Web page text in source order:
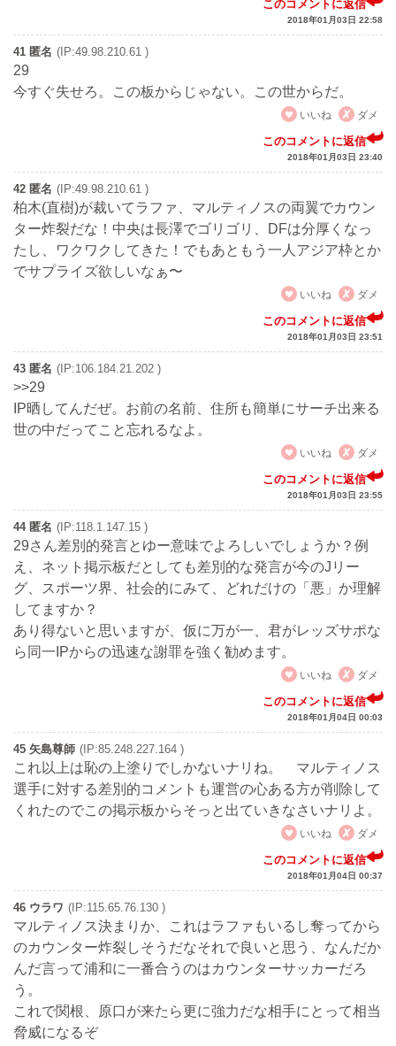
このコメントに返信
2018年01月03日 22:58
41 匿名 (IP:49.98.210.61 )
29
今すぐ失せろ。この板からじゃない。この世からだ。
いいね
ダメ
このコメントに返信
2018年01月03日 23:40
42 匿名 (IP:49.98.210.61 )
柏木(直樹)が裁いてラファ、マルティノスの両翼でカウン
ター炸裂だな！中央は長澤でゴリゴリ、DFは分厚くなっ
たし、ワクワクしてきた！でもあともう一人アジア枠とか
でサプライズ欲しいなぁ〜
いいね
ダメ
このコメントに返信
2018年01月03日 23:51
43 匿名 (IP:106.184.21.202 )
>>29
IP晒してんだぜ。お前の名前、住所も簡単にサーチ出来る
世の中だってこと忘れるなよ。
いいね
ダメ
このコメントに返信
2018年01月03日 23:55
44 匿名 (IP:118.1.147.15 )
29さん差別的発言とゆー意味でよろしいでしょうか？例
え、ネット掲示板だとしても差別的な発言が今のJリー
グ、スポーツ界、社会的にみて、どれだけの「悪」か理解
してますか？
あり得ないと思いますが、仮に万が一、君がレッズサポな
ら同一IPからの迅速な謝罪を強く勧めます。
いいね
ダメ
このコメントに返信
2018年01月04日 00:03
45 矢島尊師 (IP:85.248.227.164 )
これ以上は恥の上塗りでしかないナリね。 マルティノス
選手に対する差別的コメントも運営の心ある方が削除して
くれたのでこの掲示板からそっと出ていきなさいナリよ。
いいね
ダメ
このコメントに返信
2018年01月04日 00:37
46 ウラワ (IP:115.65.76.130 )
マルティノス決まりか、これはラファもいるし奪ってから
のカウンター炸裂しそうだなそれで良いと思う、なんだか
んだ言って浦和に一番合うのはカウンターサッカーだろ
う。
これで関根、原口が来たら更に強力だな相手にとって相当
脅威になるぞ